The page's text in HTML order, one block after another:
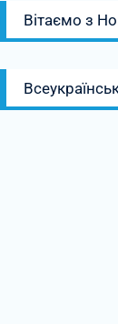
Попередній
запис:
Вітаємо з
Наступний
запис: